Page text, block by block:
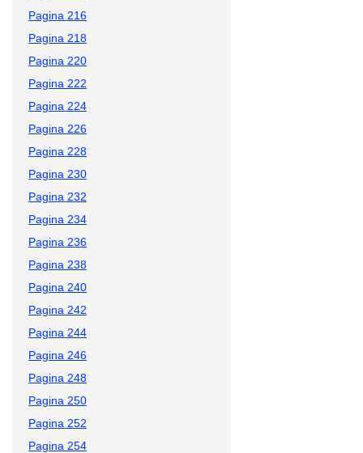
Pagina 216
Pagina 218
Pagina 220
Pagina 222
Pagina 224
Pagina 226
Pagina 228
Pagina 230
Pagina 232
Pagina 234
Pagina 236
Pagina 238
Pagina 240
Pagina 242
Pagina 244
Pagina 246
Pagina 248
Pagina 250
Pagina 252
Pagina 254